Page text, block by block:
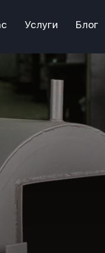
Услуги Блог